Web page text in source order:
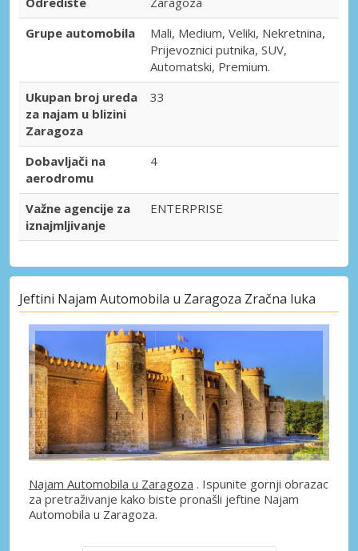
Grupe automobila
Mali, Medium, Veliki, Nekretnina,
Prijevoznici putnika, SUV,
Automatski, Premium.
Ukupan broj ureda
za najam u blizini
Zaragoza
33
Dobavljači na
aerodromu
4
Važne agencije za
iznajmljivanje
ENTERPRISE
Jeftini Najam Automobila u Zaragoza Zračna luka
Najam Automobila u Zaragoza . Ispunite gornji obrazac
za pretraživanje kako biste pronašli jeftine Najam
Automobila u Zaragoza.